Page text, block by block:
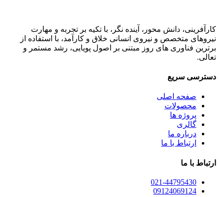
کارآفرینی، دانش محور، آینده نگر، با تکیه بر تجربه و مهارت
نیروهای متخصص و نیروی انسانی خلاق و کارآمد، با استفاده از
برترین فناوری های روز مبتنی بر اصول پویایی، رشد مستمر و
تعالی.
دسترسی سریع
صفحه اصلی
محصولات
پروژه ها
گالری
درباره ما
ارتباط با ما
ارتباط با ما
021-44795430
09124069124